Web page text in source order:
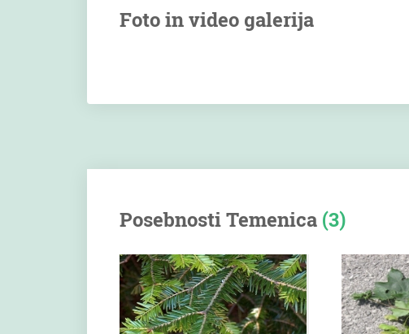
Foto in video galerija
Posebnosti Temenica (3)